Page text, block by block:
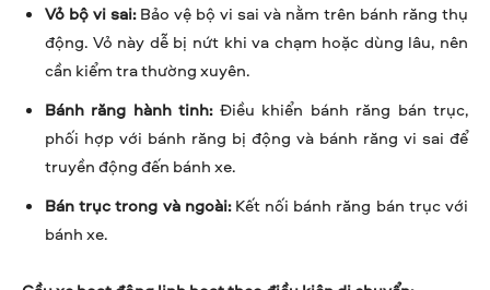
Vỏ bộ vi sai:Bảo vệ bộ vi sai và nằm trên bánh răng thụ
động. Vỏ này dễ bị nứt khi va chạm hoặc dùng lâu, nên
cần kiểm tra thường xuyên.
Bánh răng hành tinh:Điều khiển bánh răng bán trục,
phối hợp với bánh răng bị động và bánh răng vi sai để
truyền động đến bánh xe.
Bán trục trong và ngoài:Kết nối bánh răng bán trục với
bánh xe.